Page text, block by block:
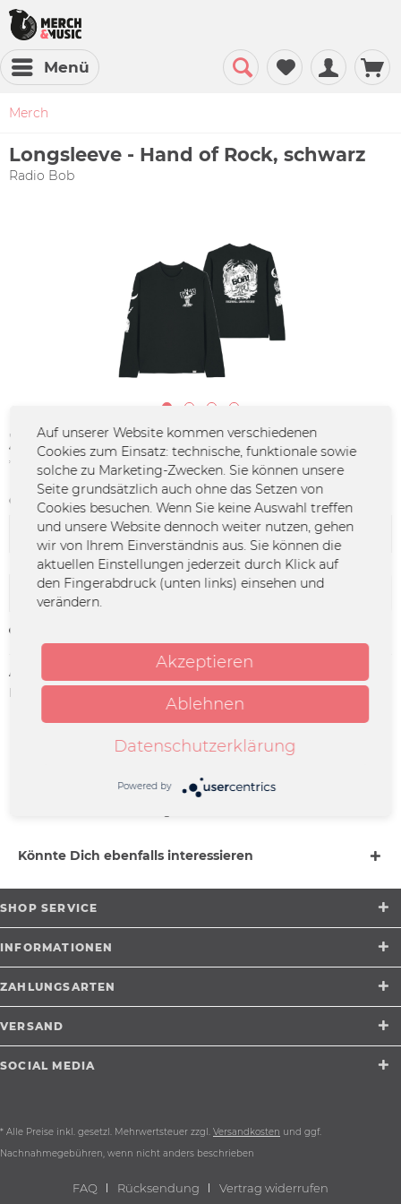
Menü
Merch
Longsleeve - Hand of Rock, schwarz
Radio Bob
36,99 € *
*inkl. MwSt. zzgl. Versandkosten
Größe:
In den Warenkorb
Artikel-Nr.:
RBOB-0121
Herstellerinfo:
Erzbergerstraße 47 | 34117 Kassel |
bob@radiobob.de
Mit diesem Longsleeve zeigst du allen, dass echter
Könnte Dich ebenfalls interessieren
SHOP SERVICE
INFORMATIONEN
ZAHLUNGSARTEN
VERSAND
SOCIAL MEDIA
* Alle Preise inkl. gesetzl. Mehrwertsteuer zzgl. Versandkosten und ggf.
Nachnahmegebühren, wenn nicht anders beschrieben
FAQ Rücksendung Vertrag widerrufen
Auf unserer Website kommen verschiedenen
Cookies zum Einsatz: technische, funktionale sowie
solche zu Marketing-Zwecken. Sie können unsere
Seite grundsätzlich auch ohne das Setzen von
Cookies besuchen. Wenn Sie keine Auswahl treffen
und unsere Website dennoch weiter nutzen, gehen
wir von Ihrem Einverständnis aus. Sie können die
aktuellen Einstellungen jederzeit durch Klick auf
den Fingerabdruck (unten links) einsehen und
verändern.
Akzeptieren
Ablehnen
Datenschutzerklärung
Powered by